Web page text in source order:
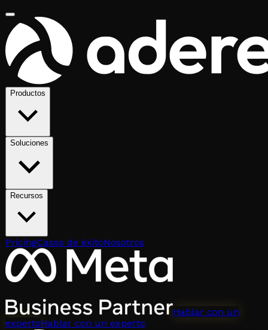
Productos
Soluciones
Recursos
PricingCasos de éxitoNosotros
Hablar con un
expertoHablar con un experto